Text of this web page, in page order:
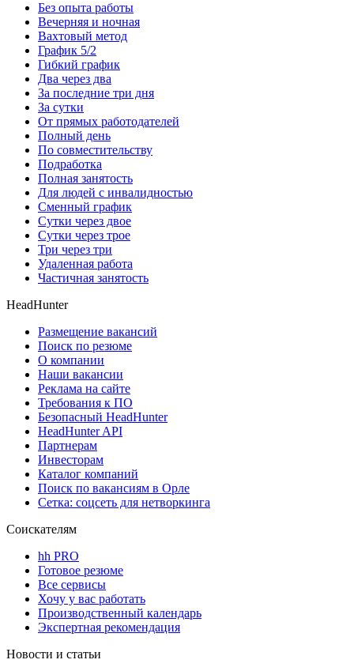
Без опыта работы
Вечерняя и ночная
Вахтовый метод
График 5/2
Гибкий график
Два через два
За последние три дня
За сутки
От прямых работодателей
Полный день
По совместительству
Подработка
Полная занятость
Для людей с инвалидностью
Сменный график
Сутки через двое
Сутки через трое
Три через три
Удаленная работа
Частичная занятость
HeadHunter
Размещение вакансий
Поиск по резюме
О компании
Наши вакансии
Реклама на сайте
Требования к ПО
Безопасный HeadHunter
HeadHunter API
Партнерам
Инвесторам
Каталог компаний
Поиск по вакансиям в Орле
Сетка: соцсеть для нетворкинга
Соискателям
hh PRO
Готовое резюме
Все сервисы
Хочу у вас работать
Производственный календарь
Экспертная рекомендация
Новости и статьи